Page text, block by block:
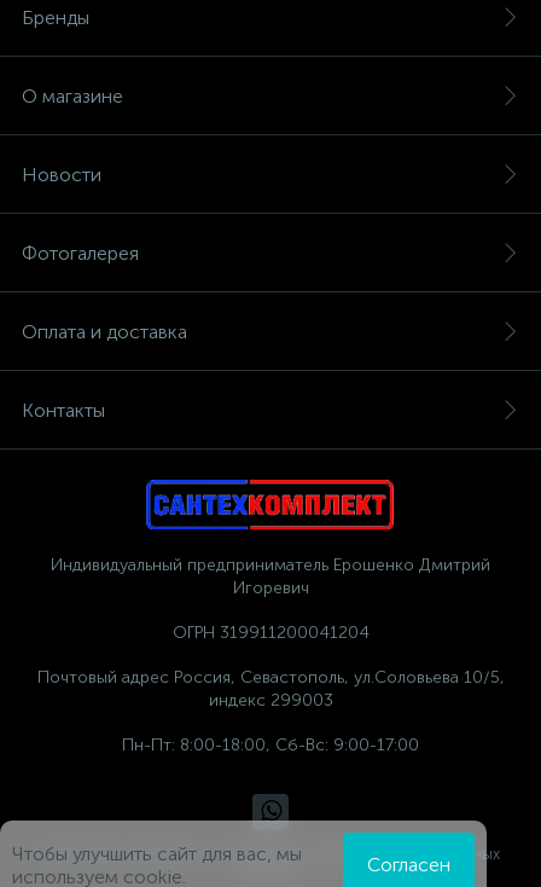
Бренды
О магазине
Новости
Фотогалерея
Оплата и доставка
Контакты
Индивидуальный предприниматель Ерошенко Дмитрий
Игоревич
ОГРН 319911200041204
Почтовый адрес Россия, Севастополь, ул.Соловьева 10/5,
индекс 299003
Пн-Пт: 8:00-18:00, Сб-Вс: 9:00-17:00
Политика компании в отношении обработки персональных
Чтобы улучшить сайт для вас, мы
используем cookie.
Согласен